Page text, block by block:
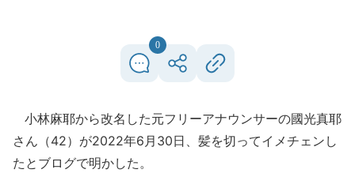
0
小林麻耶から改名した元フリーアナウンサーの國光真耶
さん（42）が2022年6月30日、髪を切ってイメチェンし
たとブログで明かした。